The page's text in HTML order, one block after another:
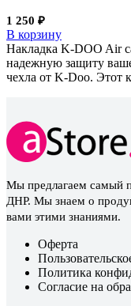
1 250 ₽
В корзину
Накладка K-DOO Air
надежную защиту
чехла от K-Doo. Этот
Мы предлагаем самый
ДНР. Мы знаем о
вами этими знаниями.
Оферта
Политика
Согласие на